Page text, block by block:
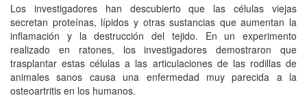
Los investigadores han descubierto que las células viejas
secretan proteínas, lípidos y otras sustancias que aumentan la
inflamación y la destrucción del tejido. En un experimento
realizado en ratones, los investigadores demostraron que
trasplantar estas células a las articulaciones de las rodillas de
animales sanos causa una enfermedad muy parecida a la
osteoartritis en los humanos.